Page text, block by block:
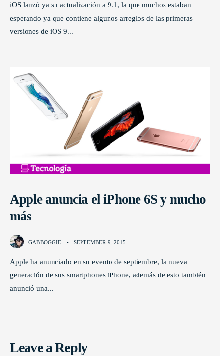
iOS lanzó ya su actualización a 9.1, la que muchos estaban
esperando ya que contiene algunos arreglos de las primeras
versiones de iOS 9...
Apple anuncia el iPhone 6S y mucho
más
GABBOGGIE • SEPTEMBER 9, 2015
Apple ha anunciado en su evento de septiembre, la nueva
generación de sus smartphones iPhone, además de esto también
anunció una...
Leave a Reply